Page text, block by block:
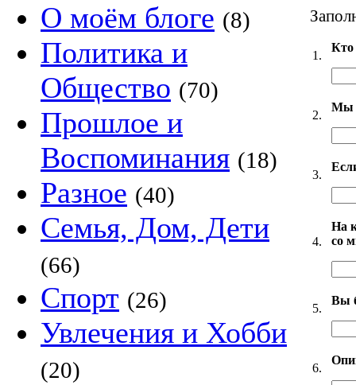
О моём блоге (8)
Политика и
Общество (70)
Прошлое и
Воспоминания (18)
Разное (40)
Семья, Дом, Дети
(66)
Спорт (26)
Увлечения и Хобби
(20)
1.
2.
Мы
3.
4.
На
со
5.
Вы
6.